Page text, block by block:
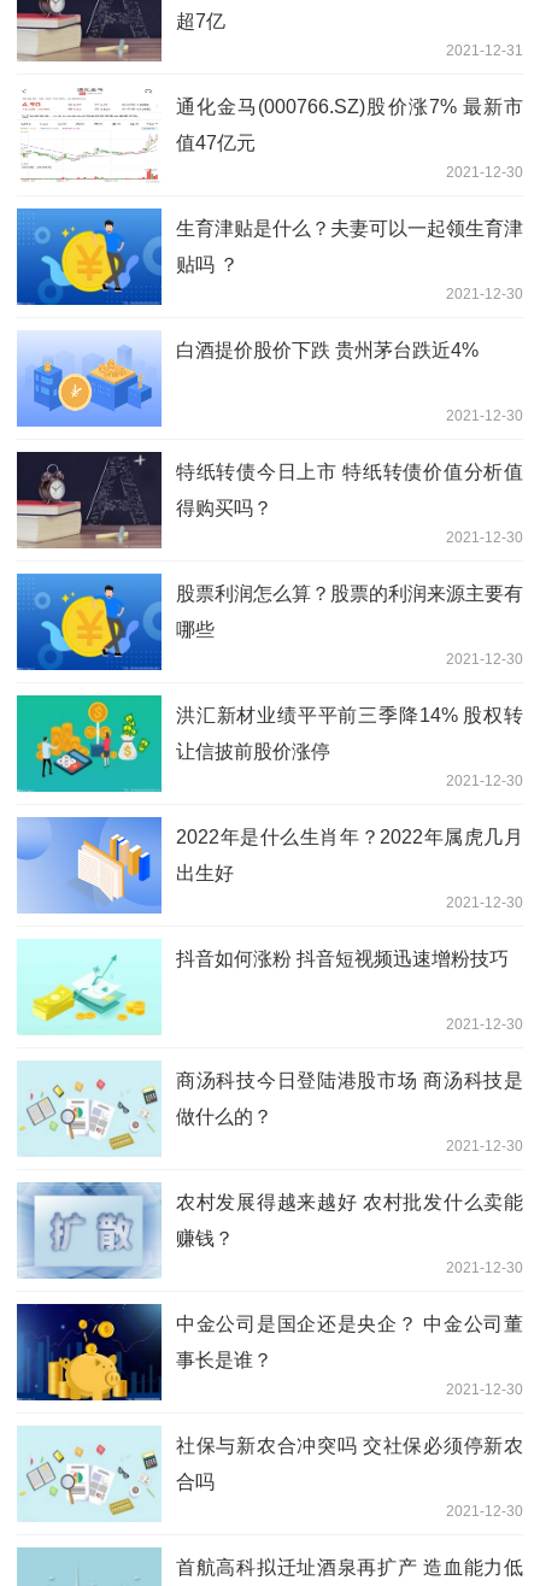
超7亿
2021-12-31
通化金马(000766.SZ)股价涨7% 最新市
值47亿元
2021-12-30
生育津贴是什么？夫妻可以一起领生育津
贴吗 ？
2021-12-30
白酒提价股价下跌 贵州茅台跌近4%
2021-12-30
特纸转债今日上市 特纸转债价值分析值
得购买吗？
2021-12-30
股票利润怎么算？股票的利润来源主要有
哪些
2021-12-30
洪汇新材业绩平平前三季降14% 股权转
让信披前股价涨停
2021-12-30
2022年是什么生肖年？2022年属虎几月
出生好
2021-12-30
抖音如何涨粉 抖音短视频迅速增粉技巧
2021-12-30
商汤科技今日登陆港股市场 商汤科技是
做什么的？
2021-12-30
农村发展得越来越好 农村批发什么卖能
赚钱？
2021-12-30
中金公司是国企还是央企？ 中金公司董
事长是谁？
2021-12-30
社保与新农合冲突吗 交社保必须停新农
合吗
2021-12-30
首航高科拟迁址酒泉再扩产 造血能力低